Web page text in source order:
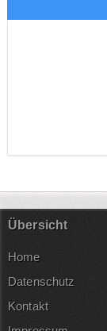
Übersicht
Home
Datenschutz
Kontakt